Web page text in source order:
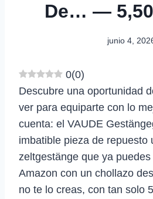
De… — 5,50
junio 4,
0(0)
Descubre una oportunidad
ver para equiparte con lo
cuenta: el VAUDE
imbatible pieza de repuesto
zeltgestänge que ya
Amazon con un chollazo
no te lo creas, con tan solo